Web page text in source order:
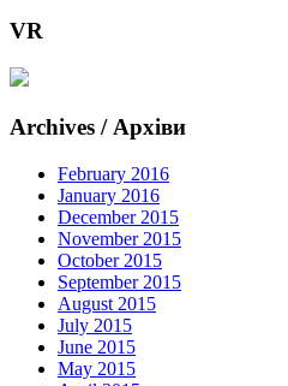
VR
Archives / Архіви
February 2016
January 2016
December 2015
November 2015
October 2015
September 2015
August 2015
July 2015
June 2015
May 2015